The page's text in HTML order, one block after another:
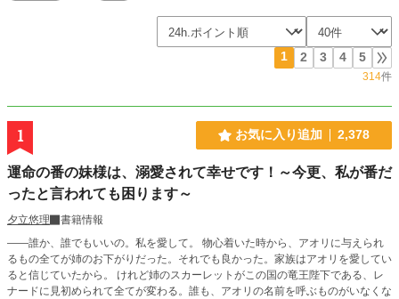
1 2 3 4 5
314件
1 お気に入り追加 2,378
運命の番の妹様は、溺愛されて幸せです！～今更、私が番だ
ったと言われても困ります～
夕立悠理
書籍情報
――誰か、誰でもいいの。私を愛して。 物心着いた時から、アオリに与えられ
るもの全てが姉のお下がりだった。それでも良かった。家族はアオリを愛してい
ると信じていたから。 けれど姉のスカーレットがこの国の竜王陛下である、レ
ナードに見初められて全てが変わる。誰も、アオリの名前を呼ぶものがいなくな